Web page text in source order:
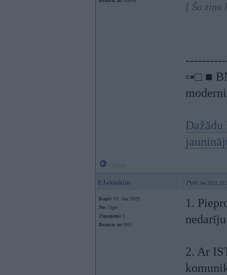
[ Šo ziņu
▫▪□ ■
EJakuskins 09. Jan 2021,
Kopš: 01. Jan 2021
No: Ogre
Ziņojumi: 1
Braucu ar: E61
1.
2. Ar